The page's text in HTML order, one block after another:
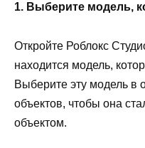
1. Выберите модель,
Откройте Роблокс
находится модель,
Выберите эту модель в
объектов, чтобы она
объектом.